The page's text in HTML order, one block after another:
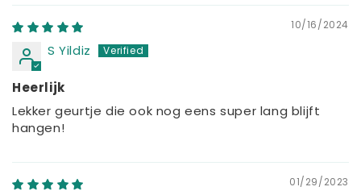
10/16/2024
S Yildiz
Heerlijk
Lekker geurtje die ook nog eens super lang blijft
hangen!
01/29/2023